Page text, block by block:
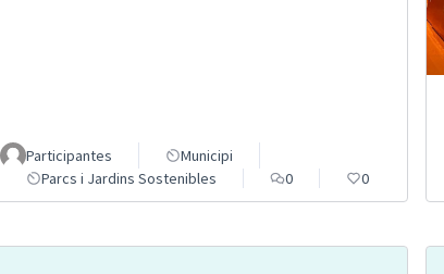
Participantes
Municipi
Parcs i Jardins Sostenibles
0 0